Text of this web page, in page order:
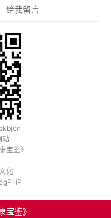
给我留言
站
宝鉴》
化
宝鉴》